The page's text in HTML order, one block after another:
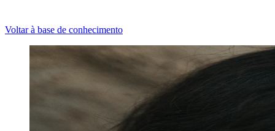
Voltar à base de conhecimento